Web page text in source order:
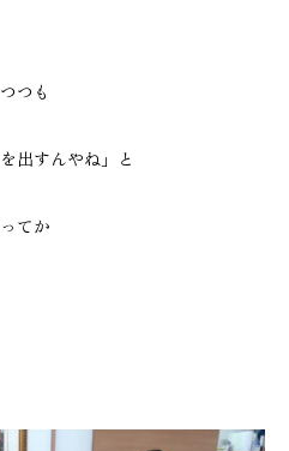
つも
出すんやね」と
てか